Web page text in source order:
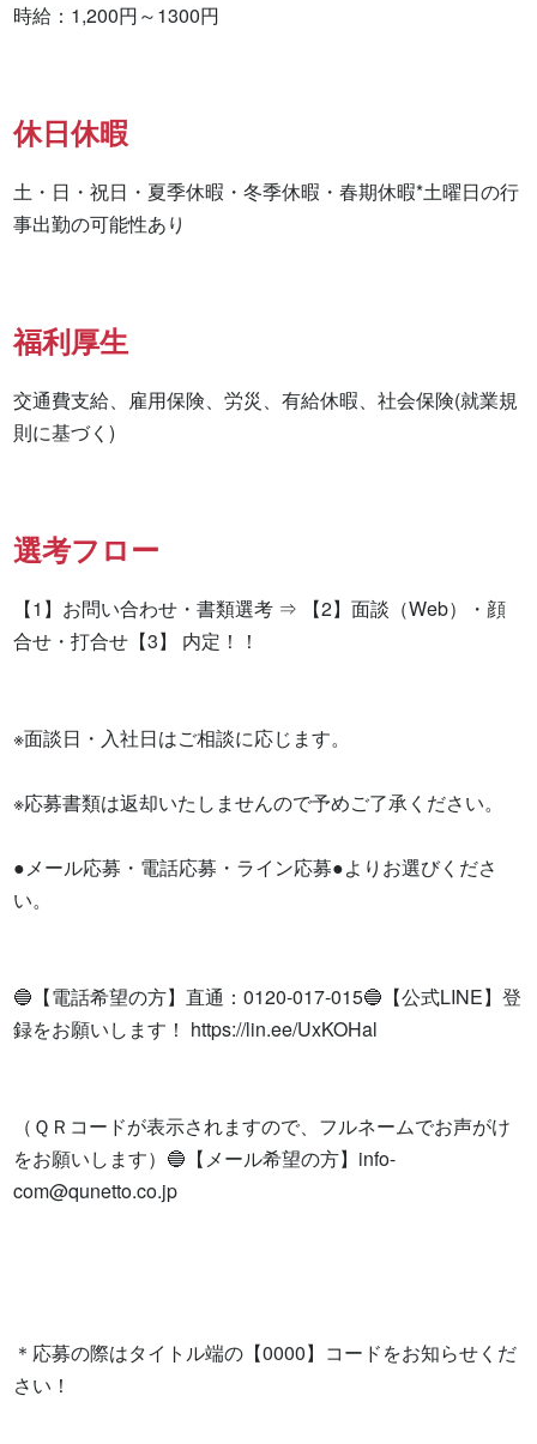
時給：1,200円～1300円
休日休暇
土・日・祝日・夏季休暇・冬季休暇・春期休暇*土曜日の行
事出勤の可能性あり
福利厚生
交通費支給、雇用保険、労災、有給休暇、社会保険(就業規
則に基づく)
選考フロー
【1】お問い合わせ・書類選考 ⇒ 【2】面談（Web）・顔
合せ・打合せ【3】 内定！！
※面談日・入社日はご相談に応じます。
※応募書類は返却いたしませんので予めご了承ください。
●メール応募・電話応募・ライン応募●よりお選びくださ
い。
🔵【電話希望の方】直通：0120-017-015🔵【公式LINE】登
録をお願いします！ https://lin.ee/UxKOHal
（ＱＲコードが表示されますので、フルネームでお声がけ
をお願いします）🔵【メール希望の方】 info-
com@qunetto.co.jp
＊応募の際はタイトル端の【0000】コードをお知らせくだ
さい！